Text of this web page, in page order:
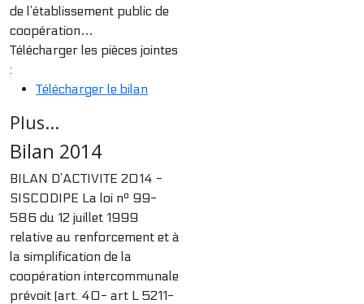
de l’établissement public de
coopération…
Télécharger les pièces jointes
:
Télécharger le bilan
Plus...
Bilan 2014
BILAN D’ACTIVITE 2014 -
SISCODIPE La loi nº 99-
586 du 12 juillet 1999
relative au renforcement et à
la simplification de la
coopération intercommunale
prévoit (art. 40- art L 5211-